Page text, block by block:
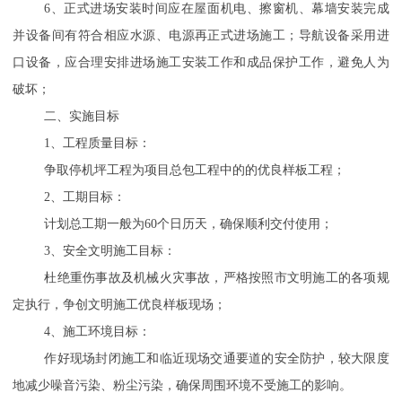
6、正式进场安装时间应在屋面机电、擦窗机、幕墙安装完成
并设备间有符合相应水源、电源再正式进场施工；导航设备采用进
口设备，应合理安排进场施工安装工作和成品保护工作，避免人为
破坏；
二、实施目标
1、工程质量目标：
争取停机坪工程为项目总包工程中的的优良样板工程；
2、工期目标：
计划总工期一般为60个日历天，确保顺利交付使用；
3、安全文明施工目标：
杜绝重伤事故及机械火灾事故，严格按照市文明施工的各项规
定执行，争创文明施工优良样板现场；
4、施工环境目标：
作好现场封闭施工和临近现场交通要道的安全防护，较大限度
地减少噪音污染、粉尘污染，确保周围环境不受施工的影响。